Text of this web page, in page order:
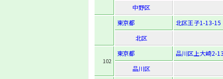
中野区
東京都
北区王子1-13-15
北区
102
東京都
品川区上大崎2-
品川区